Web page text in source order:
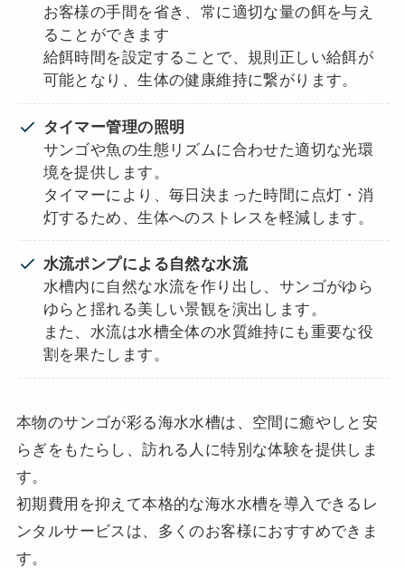
お客様の手間を省き、常に適切な量の餌を与え
ることができます
給餌時間を設定することで、規則正しい給餌が
可能となり、生体の健康維持に繋がります。
タイマー管理の照明
サンゴや魚の生態リズムに合わせた適切な光環
境を提供します。
タイマーにより、毎日決まった時間に点灯・消
灯するため、生体へのストレスを軽減します。
水流ポンプによる自然な水流
水槽内に自然な水流を作り出し、サンゴがゆら
ゆらと揺れる美しい景観を演出します。
また、水流は水槽全体の水質維持にも重要な役
割を果たします。
本物のサンゴが彩る海水水槽は、空間に癒やしと安
らぎをもたらし、訪れる人に特別な体験を提供しま
す。
初期費用を抑えて本格的な海水水槽を導入できるレ
ンタルサービスは、多くのお客様におすすめできま
す。